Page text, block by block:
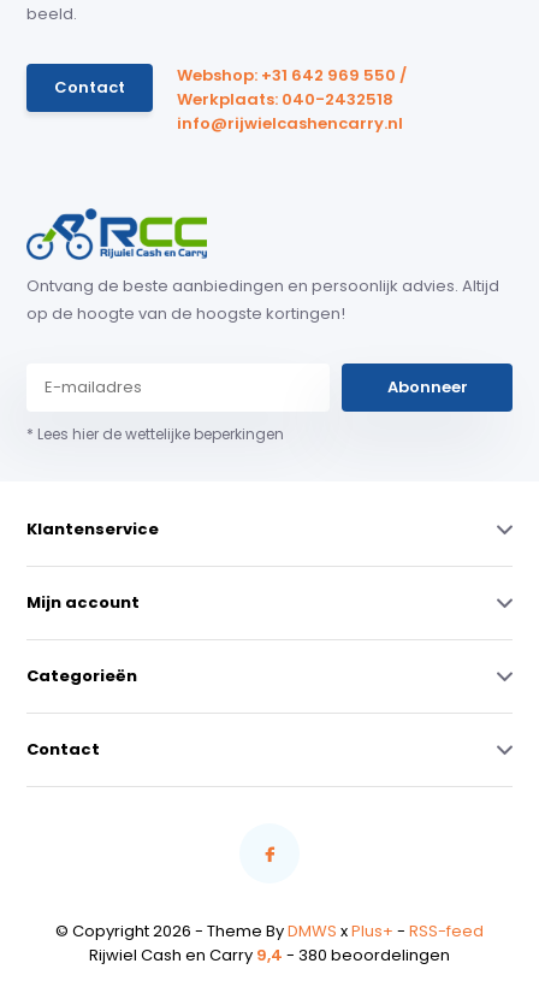
beeld.
Contact
Webshop: +31 642 969 550 /
Werkplaats: 040-2432518
info@rijwielcashencarry.nl
Ontvang de beste aanbiedingen en persoonlijk advies. Altijd
op de hoogte van de hoogste kortingen!
Abonneer
* Lees hier de wettelijke beperkingen
Klantenservice
Mijn account
Categorieën
Contact
© Copyright 2026 - Theme ByDMWS xPlus+ - RSS-feed
Rijwiel Cash en Carry 9,4 - 380 beoordelingen